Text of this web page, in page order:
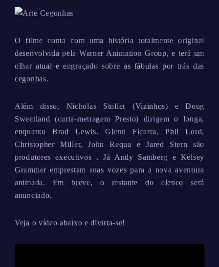
O filme conta com uma história totalmente original
desenvolvida pela Warner Animation Group, e terá um
olhar atual e engraçado sobre as fábulas por trás das
cegonhas.
Além disso, Nicholas Stoller (Vizinhos) e Doug
Sweetland (curta-metragem Presto) dirigem o longa,
enquanto Brad Lewis. Glenn Ficarra, Phil Lord,
Christopher Miller, John Requa e Jared Stern são
produtores executivos . Já Andy Samberg e Kelsey
Grammer emprestam suas vozes para a nova aventura
animada. Em breve, o restante do elenco será
anunciado.
Veja o vídeo abaixo e divirta-se!